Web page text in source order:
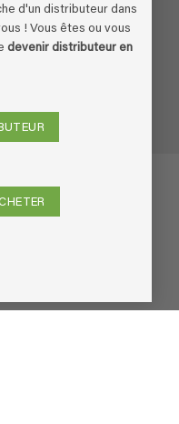
d'un distributeur dans
! Vous êtes ou vous
devenir distributeur en